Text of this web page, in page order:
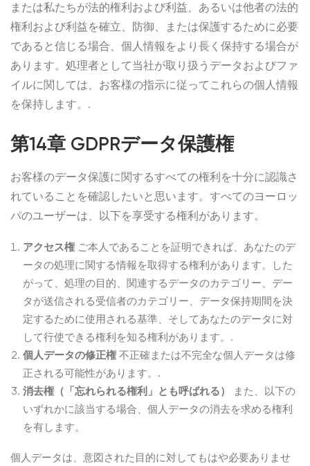
または私たちが法的権利および利益、あるいは他者の法的
権利および利益を確立、防御、または保護するために必要
であると信じる場合、個人情報をより長く保持する場合が
あります。処理者として当社が取り扱うデータおよびファ
イルに関しては、お客様の指示に従ってこれらの個人情報
を保持します。.
第14章 GDPRデータ保護権
お客様のデータ保護に関するすべての権利を十分に認識さ
れていることを確認したいと思います。すべてのヨーロッ
パのユーザーは、以下を享受する権利があります。
アクセス権 ご本人であることを証明できれば、あなたのデ
ータの処理に関する情報を取得する権利があります。した
がって、処理の目的、関連するデータのカテゴリー、デー
タが送信される受信者のカテゴリー、データ保持期間を決
定するために使用される基準、そしてあなたのデータに対
して行使できる権利を知る権利があります。.
個人データの修正権 不正確または不完全な個人データは修
正される可能性があります。.
消去権（「忘れられる権利」とも呼ばれる）
また、以下の
いずれかに該当する場合、個人データの消去を求める権利
を有します。
個人データは、意図された目的に対してもはや必要ありませ